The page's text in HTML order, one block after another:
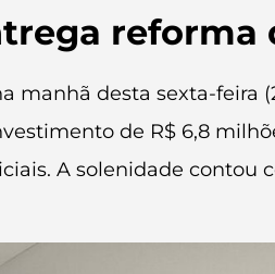
reforma
manhã desta sexta-feira
de R$ 6,8
A solenidade contou